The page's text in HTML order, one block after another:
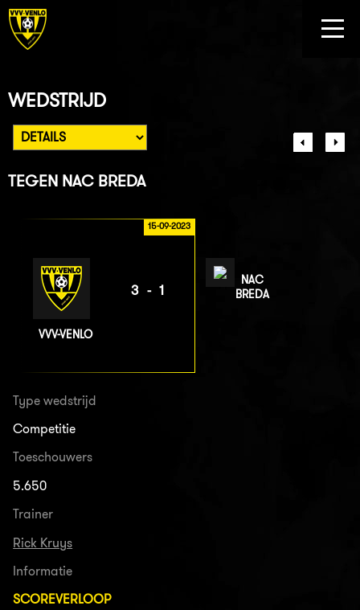
WEDSTRIJD
TEGEN NAC BREDA
15-09-2023
VVV-VENLO
3-1
NAC
BREDA
Type wedstrijd
Competitie
Toeschouwers
5.650
Trainer
Rick Kruys
Informatie
SCOREVERLOOP